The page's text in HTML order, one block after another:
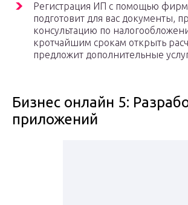
Регистрация ИП с помощью
подготовит для вас документы,
консультацию по
кротчайшим срокам открыть
предложит дополнительные
Бизнес онлайн 5:
приложений